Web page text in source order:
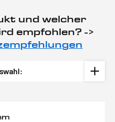
und welcher
empfohlen? ->